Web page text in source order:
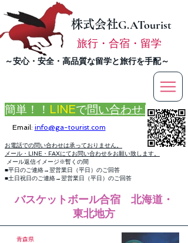
株式会社G.ATourist
旅行・合宿・留学
​～安心・安全・高品質な留学と旅行を手配～
Email: info@ga-tourist.com
簡単！！ LINEで問い合わせ
お電話での問い合わせは承っておりません。
メール・LINE・FAXにてお問い合わせをお願い致します。
メール返信イメージ※暫くの間
■平日のご連絡→翌営業日（平日）のご回答
■土日祝日のご連絡→翌営業日（平日）のご回答
バスケットボール合宿 北海道・
東北地方
青森県